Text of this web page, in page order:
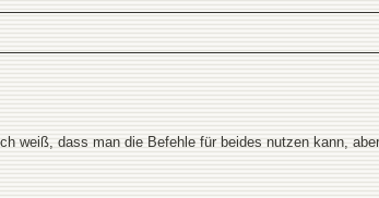
weiß, dass man die Befehle für beides nutzen kann,